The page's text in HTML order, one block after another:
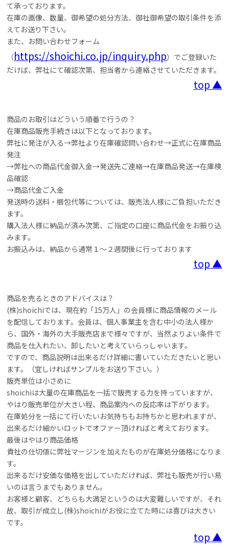
て承っております。
在庫の画像、数量、御希望の処分方法、御社御希望の取引条件を添
えてお送り下さい。
また、お問い合わせフォーム
（https://shoichi.co.jp/inquiry.php）でご登録いた
だけば、弊社にて確認次第、担当者から連絡させていただきます。
top ▲
商品のお取引はどういう順番で行うの？
在庫商品販売手続きは以下となっております。
弊社に発注が入る→弊社より在庫確認問い合わせ→正式に在庫商品
発注
→弊社への商品代金御入金→発送先ご連絡→在庫商品発送→在庫検
品確認
→商品代金ご入金
発送時の送料・梱包代等については、販売法人様にご負担いただき
ます。
購入法人様に納品が済み次第、ご指定の口座に商品代金をお振り込
みます。
お振込みは、納品から通常１～２週間後に行っております
top ▲
商品を売るときのアドバイスは？
(株)shoichiでは、現在約「15万人」の会員様に商品情報のメール
を配信しております。会員は、個人事業主を含む中小の法人様か
ら、国外・海外の大手販売店まで様々ですが、当然よりよい条件で
商品を仕入れたい、卸したいと考えていらっしゃいます。
ですので、商品説明は出来るだけ詳細に書いていただきたいと思い
ます。（宜しければサンプルをお送り下さい。）
販売単位は小さめに
shoichiは大量の在庫商品を一括で販売する力を持っていますが、
やはり販売単位が大きい程、商品案内への反応率は下がります。
在庫処分を一括にて行いたいお気持ちもお持ちかと思われますが、
出来るだけ細かいロットでオファー頂ければと考えております。
最後はやはり商品価格
貴社の仕切値に弊社マージンを加えたものが在庫処分価格になりま
す。
出来るだけ安価な価格を出していただければ、弊社も販売が行い易
いのは言うまでもありません。
お客様と顧客、どちらも大満足というのは大変難しいですが、それ
故、取引が成立し(株)shoichiがお役に立てた時には喜びは大きい
です。
top ▲